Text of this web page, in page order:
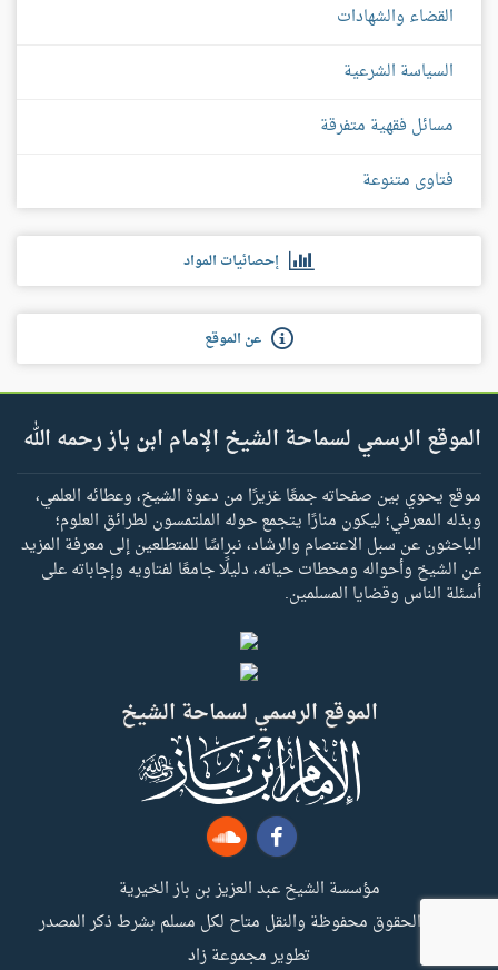
القضاء والشهادات
السياسة الشرعية
مسائل فقهية متفرقة
فتاوى متنوعة
إحصائيات المواد
عن الموقع
الموقع الرسمي لسماحة الشيخ الإمام ابن باز رحمه الله
موقع يحوي بين صفحاته جمعًا غزيرًا من دعوة الشيخ، وعطائه العلمي،
وبذله المعرفي؛ ليكون منارًا يتجمع حوله الملتمسون لطرائق العلوم؛
الباحثون عن سبل الاعتصام والرشاد، نبراسًا للمتطلعين إلى معرفة المزيد
عن الشيخ وأحواله ومحطات حياته، دليلًا جامعًا لفتاويه وإجاباته على
أسئلة الناس وقضايا المسلمين.
الموقع الرسمي لسماحة الشيخ
مؤسسة الشيخ عبد العزيز بن باز الخيرية
جميع الحقوق محفوظة والنقل متاح لكل مسلم بشرط ذكر المصدر
تطوير مجموعة زاد